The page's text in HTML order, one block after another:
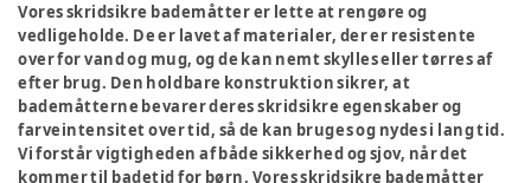
Vores skridsikre bademåtter er lette at rengøre og
vedligeholde. De er lavet af materialer, der er resistente
over for vand og mug, og de kan nemt skylles eller tørres af
efter brug. Den holdbare konstruktion sikrer, at
bademåtterne bevarer deres skridsikre egenskaber og
farveintensitet over tid, så de kan bruges og nydes i lang tid.
Vi forstår vigtigheden af både sikkerhed og sjov, når det
kommer til badetid for børn. Vores skridsikre bademåtter